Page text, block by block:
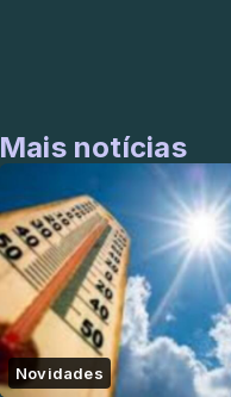
Mais notícias
Novidades